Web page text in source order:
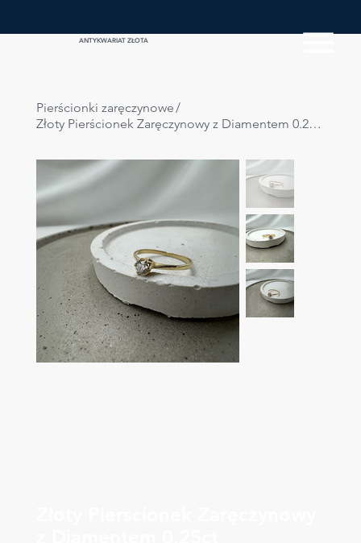
ANTYKWARIAT ZŁOTA
Pierścionki zaręczynowe/
Złoty Pierścionek Zaręczynowy z Diamentem 0.25ct